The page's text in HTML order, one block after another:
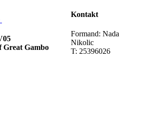
Great Gambo
Kontakt
Formand: Nada
Nikolic
T: 25396026